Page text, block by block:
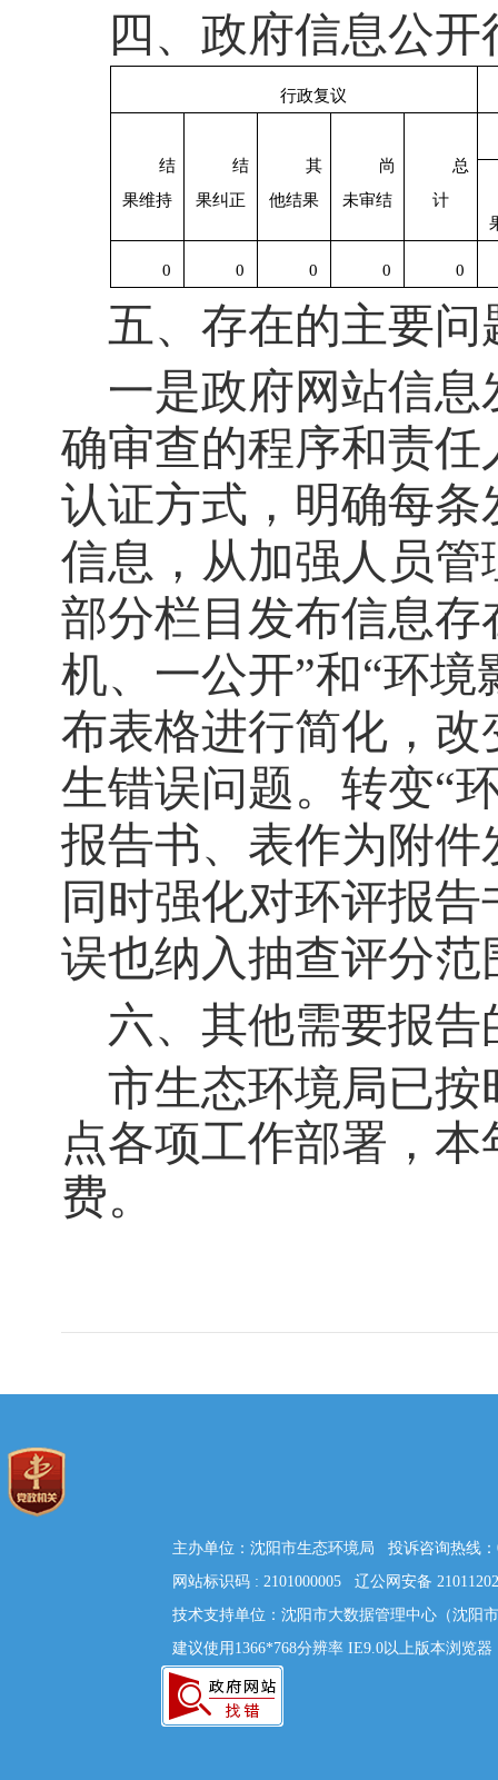
四、政府信息公
行政复议
结
果维持
结
果纠正
其
他结果
尚
未审结
总
计
0 0 0 0 0
五、存在的主要
一是政府网站信
确审查的程序和责
认证方式，明确每条
信息，从加强人员管
部分栏目发布信息
机、一公开”和“环
布表格进行简化，改
生错误问题。转变“
报告书、表作为附
同时强化对环评报
误也纳入抽查评分
六、其他需要报告
市生态环境局已按
点各项工作部署，
费。
主办单位：沈阳市生态环境局 投诉咨询热线
网站标识码 : 2101000005 辽公网安备
技术支持单位：沈阳市大数据管理中心（沈阳
建议使用1366*768分辨率 IE9.0以上版本浏览